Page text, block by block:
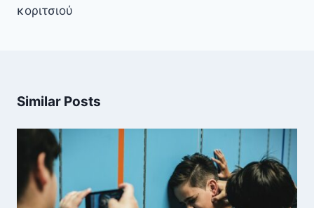
κοριτσιού
Similar Posts